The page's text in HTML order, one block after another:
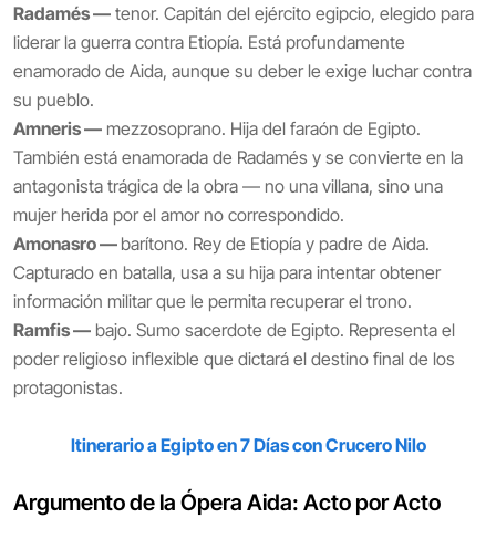
Radamés — tenor. Capitán del ejército egipcio, elegido para
liderar la guerra contra Etiopía. Está profundamente
enamorado de Aida, aunque su deber le exige luchar contra
su pueblo.
Amneris — mezzosoprano. Hija del faraón de Egipto.
También está enamorada de Radamés y se convierte en la
antagonista trágica de la obra — no una villana, sino una
mujer herida por el amor no correspondido.
Amonasro — barítono. Rey de Etiopía y padre de Aida.
Capturado en batalla, usa a su hija para intentar obtener
información militar que le permita recuperar el trono.
Ramfis — bajo. Sumo sacerdote de Egipto. Representa el
poder religioso inflexible que dictará el destino final de los
protagonistas.
Itinerario a Egipto en 7 Días con Crucero Nilo
Argumento de la Ópera Aida: Acto por Acto